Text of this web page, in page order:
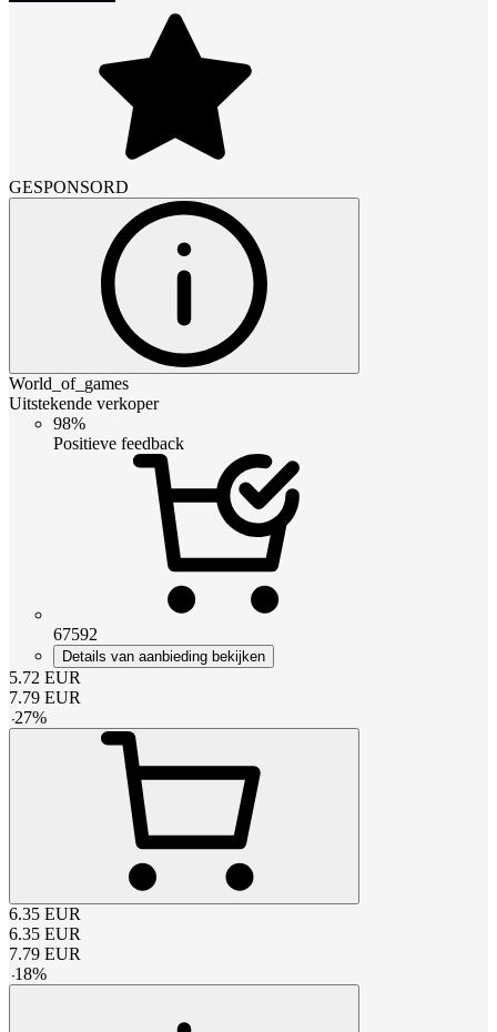
GESPONSORD
World_of_games
Uitstekende verkoper
98%
Positieve feedback
67592
Details van aanbieding bekijken
5.72 EUR
7.79 EUR
-27%
6.35 EUR
6.35 EUR
7.79 EUR
-18%